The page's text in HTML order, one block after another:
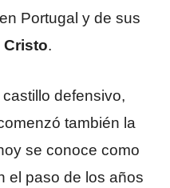
Portugal y de sus
Cristo.
defensivo,
también la
se conoce como
el paso de los años